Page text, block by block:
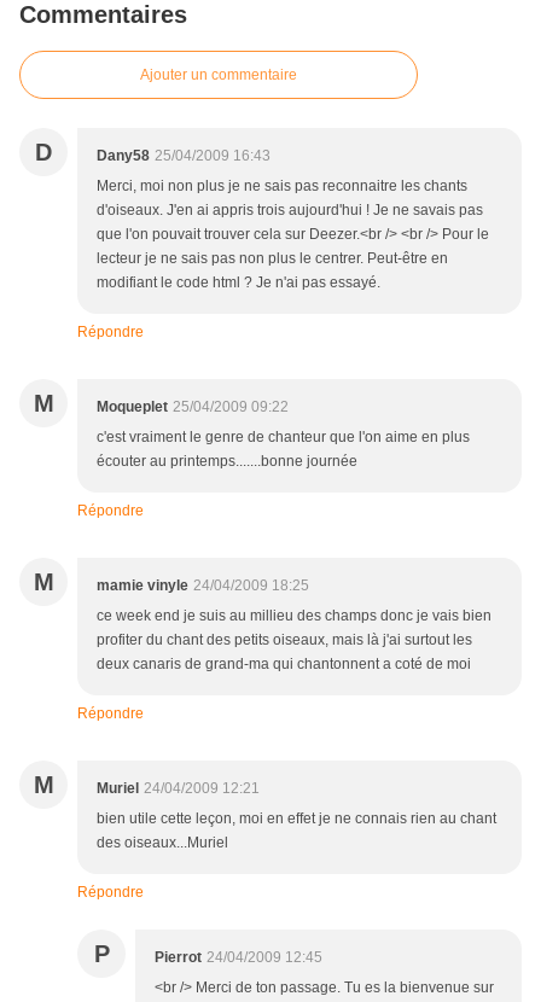
Commentaires
Ajouter un commentaire
D Dany58 25/04/2009 16:43
Merci, moi non plus je ne sais pas reconnaitre les chants
d'oiseaux. J'en ai appris trois aujourd'hui ! Je ne savais pas
que l'on pouvait trouver cela sur Deezer.<br /> <br /> Pour le
lecteur je ne sais pas non plus le centrer. Peut-être en
modifiant le code html ? Je n'ai pas essayé.
Répondre
M Moqueplet 25/04/2009 09:22
c'est vraiment le genre de chanteur que l'on aime en plus
écouter au printemps.......bonne journée
Répondre
M mamie vinyle 24/04/2009 18:25
ce week end je suis au millieu des champs donc je vais bien
profiter du chant des petits oiseaux, mais là j'ai surtout les
deux canaris de grand-ma qui chantonnent a coté de moi
Répondre
M Muriel 24/04/2009 12:21
bien utile cette leçon, moi en effet je ne connais rien au chant
des oiseaux...Muriel
Répondre
P Pierrot 24/04/2009 12:45
<br /> Merci de ton passage. Tu es la bienvenue sur